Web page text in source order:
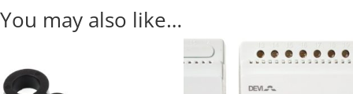
You may also like…